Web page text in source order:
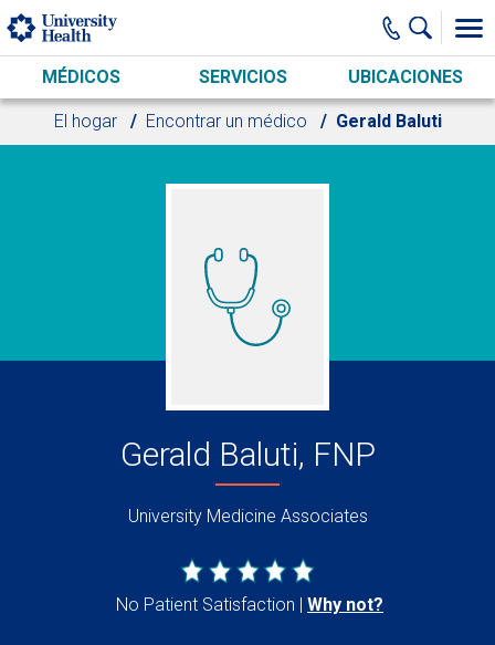
Skip to main content
MÉDICOS SERVICIOS UBICACIONES
El hogar Encontrar un médico Gerald Baluti
Gerald Baluti, FNP
University Medicine Associates
No Patient Satisfaction Why not?